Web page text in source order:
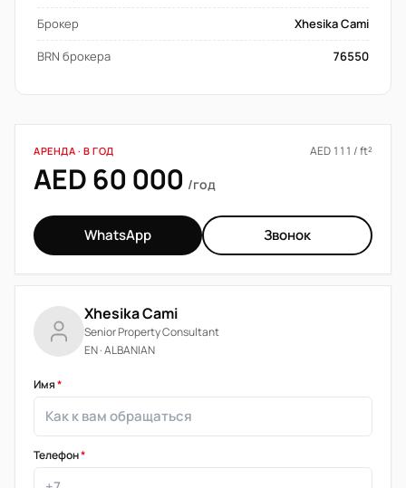
Брокер
Xhesika Cami
BRN брокера
76550
АРЕНДА · В ГОД AED 111 / ft²
AED 60 000 /год
WhatsApp Звонок
Xhesika Cami
Senior Property Consultant
EN · ALBANIAN
Имя*
Телефон*